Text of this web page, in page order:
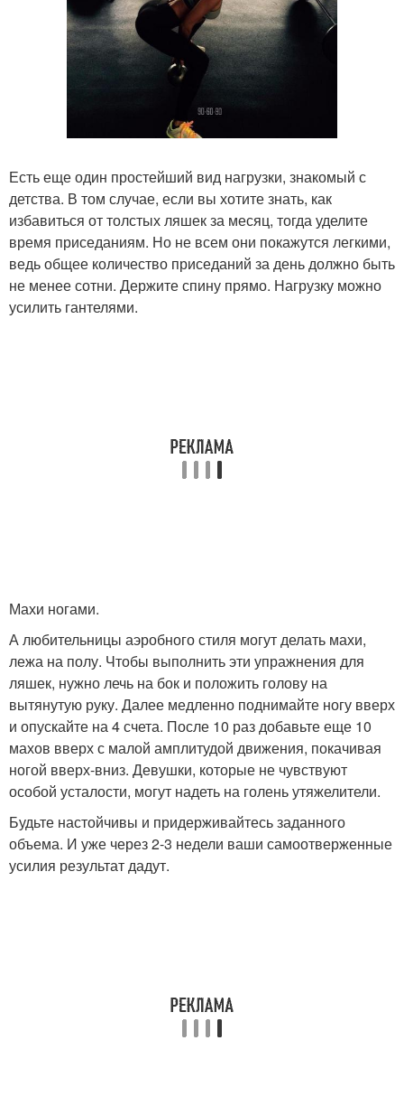
Есть еще один простейший вид нагрузки, знакомый с
детства. В том случае, если вы хотите знать, как
избавиться от толстых ляшек за месяц, тогда уделите
время приседаниям. Но не всем они покажутся легкими,
ведь общее количество приседаний за день должно быть
не менее сотни. Держите спину прямо. Нагрузку можно
усилить гантелями.
Махи ногами.
А любительницы аэробного стиля могут делать махи,
лежа на полу. Чтобы выполнить эти упражнения для
ляшек, нужно лечь на бок и положить голову на
вытянутую руку. Далее медленно поднимайте ногу вверх
и опускайте на 4 счета. После 10 раз добавьте еще 10
махов вверх с малой амплитудой движения, покачивая
ногой вверх-вниз. Девушки, которые не чувствуют
особой усталости, могут надеть на голень утяжелители.
Будьте настойчивы и придерживайтесь заданного
объема. И уже через 2-3 недели ваши самоотверженные
усилия результат дадут.